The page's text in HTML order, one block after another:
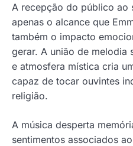
A recepção do público ao
apenas o alcance que
também o impacto
gerar. A união de melodia
e atmosfera mística cria
capaz de tocar ouvintes
religião.
A música desperta
sentimentos associados